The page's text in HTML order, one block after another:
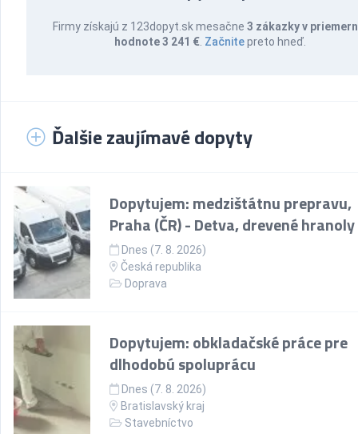
Firmy získajú z 123dopyt.sk mesačne3 zákazky v
hodnote 3 241 € Začnitepreto hneď.
Ďalšie zaujímavé dopyty
Dopytujem: medzištátnu prepravu,
Praha (ČR) - Detva, drevené hranoly
Dnes (7. 8. 2026)
Česká republika
Doprava
Dopytujem: obkladačské práce pre
dlhodobú spoluprácu
Dnes (7. 8. 2026)
Bratislavský kraj
Stavebníctvo